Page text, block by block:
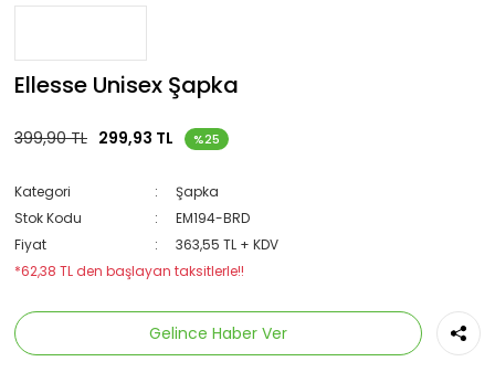
Ellesse Unisex Şapka
399,90 TL 299,93 TL %25
Kategori
Şapka
Stok Kodu
EM194-BRD
Fiyat
363,55 TL + KDV
*62,38 TL den başlayan taksitlerle!!
Gelince Haber Ver